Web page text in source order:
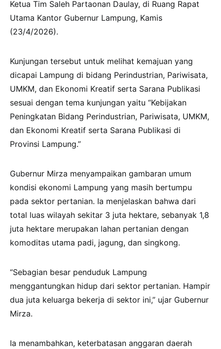
Ketua Tim Saleh Partaonan Daulay, di Ruang Rapat
Utama Kantor Gubernur Lampung, Kamis
(23/4/2026).
Kunjungan tersebut untuk melihat kemajuan yang
dicapai Lampung di bidang Perindustrian, Pariwisata,
UMKM, dan Ekonomi Kreatif serta Sarana Publikasi
sesuai dengan tema kunjungan yaitu “Kebijakan
Peningkatan Bidang Perindustrian, Pariwisata, UMKM,
dan Ekonomi Kreatif serta Sarana Publikasi di
Provinsi Lampung.”
Gubernur Mirza menyampaikan gambaran umum
kondisi ekonomi Lampung yang masih bertumpu
pada sektor pertanian. Ia menjelaskan bahwa dari
total luas wilayah sekitar 3 juta hektare, sebanyak 1,8
juta hektare merupakan lahan pertanian dengan
komoditas utama padi, jagung, dan singkong.
“Sebagian besar penduduk Lampung
menggantungkan hidup dari sektor pertanian. Hampir
dua juta keluarga bekerja di sektor ini,” ujar Gubernur
Mirza.
Ia menambahkan, keterbatasan anggaran daerah